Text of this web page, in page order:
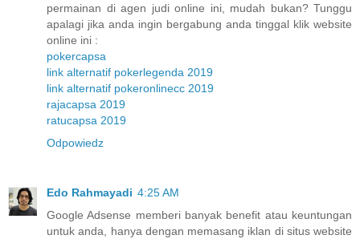
permainan di agen judi online ini, mudah bukan? Tunggu
apalagi jika anda ingin bergabung anda tinggal klik website
online ini :
pokercapsa
link alternatif pokerlegenda 2019
link alternatif pokeronlinecc 2019
rajacapsa 2019
ratucapsa 2019
Odpowiedz
Edo Rahmayadi 4:25 AM
Google Adsense memberi banyak benefit atau keuntungan
untuk anda, hanya dengan memasang iklan di situs website